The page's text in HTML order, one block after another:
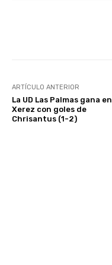
ARTÍCULO ANTERIOR
La UD Las Palmas gana en
Xerez con goles de
Chrisantus (1-2)